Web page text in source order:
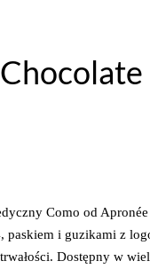
Como od Apronée
paskiem i guzikami z
Dostępny w